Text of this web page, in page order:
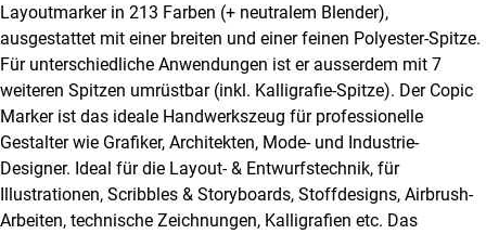
No.2
Menge
Layoutmarker in 213 Farben (+ neutralem Blender),
ausgestattet mit einer breiten und einer feinen Polyester-Spitze.
Für unterschiedliche Anwendungen ist er ausserdem mit 7
weiteren Spitzen umrüstbar (inkl. Kalligrafie-Spitze). Der Copic
Marker ist das ideale Handwerkszeug für professionelle
Gestalter wie Grafiker, Architekten, Mode- und Industrie-
Designer. Ideal für die Layout- & Entwurfstechnik, für
Illustrationen, Scribbles & Storyboards, Stoffdesigns, Airbrush-
Arbeiten, technische Zeichnungen, Kalligrafien etc. Das